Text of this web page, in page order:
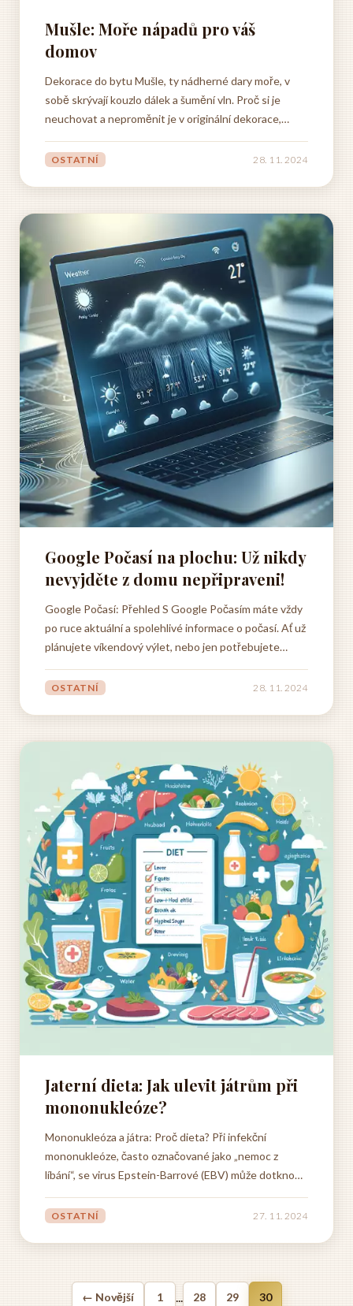
Mušle: Moře nápadů pro váš
domov
Dekorace do bytu Mušle, ty nádherné dary moře, v
sobě skrývají kouzlo dálek a šumění vln. Proč si je
neuchovat a neproměnit je v originální dekorace,
Možností, jak využít mušle v interiéru, je nespočet.
OSTATNÍ 28. 11. 2024
Google Počasí na plochu: Už nikdy
nevyjděte z domu nepřipraveni!
Google Počasí: Přehled S Google Počasím máte vždy
po ruce aktuální a spolehlivé informace o počasí. Ať už
plánujete víkendový výlet, nebo jen potřebujete
poskytne všechny potřebné informace. Snadno si
OSTATNÍ 28. 11. 2024
Jaterní dieta: Jak ulevit játrům při
mononukleóze?
Mononukleóza a játra: Proč dieta? Při infekční
mononukleóze, často označované jako „nemoc z
líbání“, se virus Epstein-Barrové (EBV) může dotknout
zvýšením jaterních testů. Dobrou zprávou je, že játra
OSTATNÍ 27. 11. 2024
← Novější 1 ... 28 29 30